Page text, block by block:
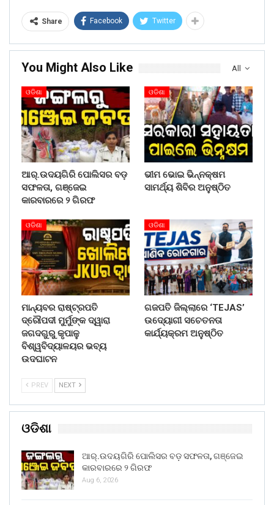
Share Facebook Twitter
All
You Might Also Like
ଓଡିଶା
ଆର୍.ଉଦୟଗିରି ପୋଲିସର ବଡ଼
ସଫଳତା, ଗଞ୍ଜେଇ
କାରବାରରେ ୨ ଗିରଫ
ଓଡିଶା
ଭୀମ ଭୋଇ ଭିନ୍ନକ୍ଷମ
ସାମର୍ଥ୍ୟ ଶିବିର ଅନୁଷ୍ଠିତ
ଓଡିଶା
ମାନ୍ୟବର ରାଷ୍ଟ୍ରପତି
ଦ୍ରୌପଦୀ ମୁର୍ମୁଙ୍କ ଦ୍ୱାରା
ଜଗଦଗୁରୁ କୃପାଳୁ
ବିଶ୍ୱବିଦ୍ୟାଳୟର ଭବ୍ୟ
ଉଦଘାଟନ
ଓଡିଶା
ଗଜପତି ଜିଲ୍ଲାରେ ‘TEJAS’
ଉଦ୍ୟୋଗୀ ସଚେତନତା
କାର୍ଯ୍ୟକ୍ରମ ଅନୁଷ୍ଠିତ
PREV NEXT
ଓଡିଶା
ଆର୍.ଉଦୟଗିରି ପୋଲିସର ବଡ଼ ସଫଳତା, ଗଞ୍ଜେଇ
କାରବାରରେ ୨ ଗିରଫ
Aug 6, 2026